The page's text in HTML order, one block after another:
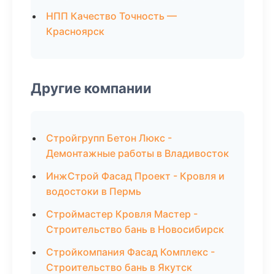
НПП Качество Точность —
Красноярск
Другие компании
Стройгрупп Бетон Люкс -
Демонтажные работы в Владивосток
ИнжСтрой Фасад Проект - Кровля и
водостоки в Пермь
Строймастер Кровля Мастер -
Строительство бань в Новосибирск
Стройкомпания Фасад Комплекс -
Строительство бань в Якутск